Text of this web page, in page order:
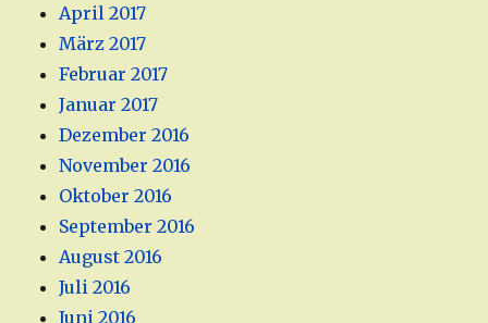
April 2017
März 2017
Februar 2017
Januar 2017
Dezember 2016
November 2016
Oktober 2016
September 2016
August 2016
Juli 2016
Juni 2016